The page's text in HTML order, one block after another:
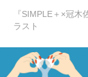
『SIMPLE＋×冠
ラスト